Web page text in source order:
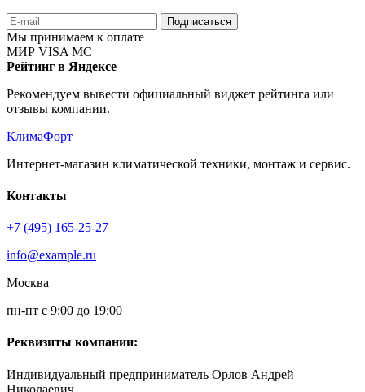
Подписаться
Мы принимаем к оплате
МИР VISA MC
Рейтинг в Яндексе
Рекомендуем вывести официальный виджет рейтинга или
отзывы компании.
КлимаФорт
Интернет-магазин климатической техники, монтаж и сервис.
Контакты
+7 (495) 165-25-27
info@example.ru
Москва
пн-пт с 9:00 до 19:00
Реквизиты компании:
Индивидуальный предприниматель Орлов Андрей
Николаевич